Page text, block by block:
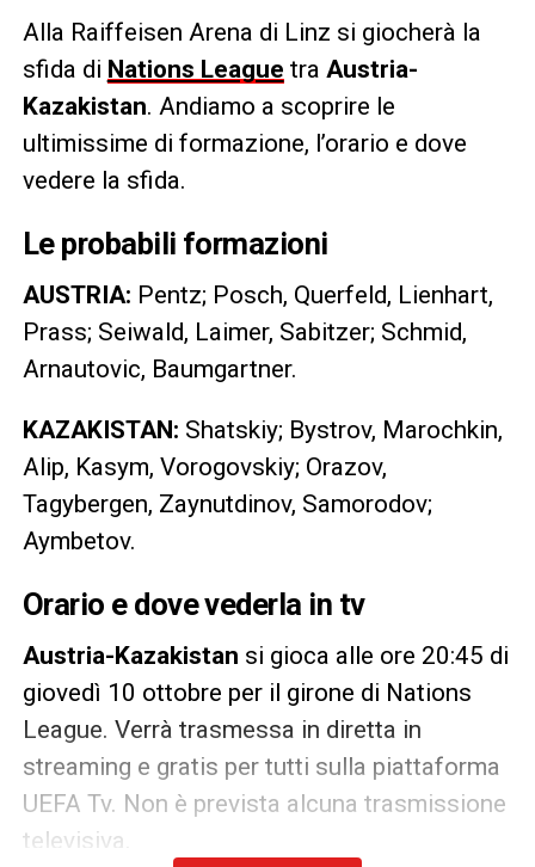
Alla Raiffeisen Arena di Linz si giocherà la
sfida di Nations League tra Austria-
Kazakistan. Andiamo a scoprire le
ultimissime di formazione, l’orario e dove
vedere la sfida.
Le probabili formazioni
AUSTRIA: Pentz; Posch, Querfeld, Lienhart,
Prass; Seiwald, Laimer, Sabitzer; Schmid,
Arnautovic, Baumgartner.
KAZAKISTAN: Shatskiy; Bystrov, Marochkin,
Alip, Kasym, Vorogovskiy; Orazov,
Tagybergen, Zaynutdinov, Samorodov;
Aymbetov.
Orario e dove vederla in tv
Austria-Kazakistan si gioca alle ore 20:45 di
giovedì 10 ottobre per il girone di Nations
League. Verrà trasmessa in diretta in
streaming e gratis per tutti sulla piattaforma
UEFA Tv. Non è prevista alcuna trasmissione
televisiva.